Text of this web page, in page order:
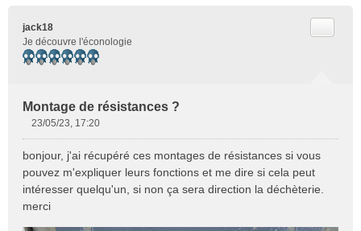
jack18
Je découvre l'éconologie
Montage de résistances ?
s
s
a
g
23/05/23, 17:20
bonjour, j'ai récupéré ces montages de résistances si vous
pouvez m'expliquer leurs fonctions et me dire si cela peut
intéresser quelqu'un, si non ça sera direction la déchèterie.
merci